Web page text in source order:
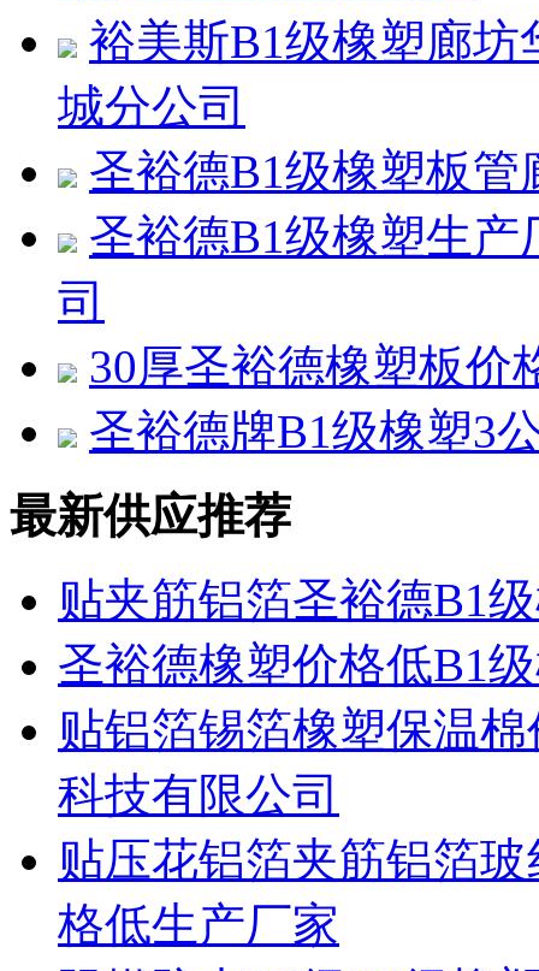
裕美斯B1级橡塑廊
城分公司
圣裕德B1级橡塑板
圣裕德B1级橡塑生
司
30厚圣裕德橡塑板价
圣裕德牌B1级橡塑3
最新供应推荐
贴夹筋铝箔圣裕德B1
圣裕德橡塑价格低B1
贴铝箔锡箔橡塑保温
科技有限公司
贴压花铝箔夹筋铝箔
格低生产厂家